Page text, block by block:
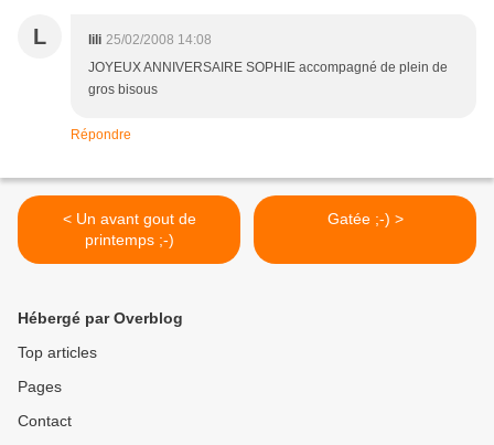
L lili 25/02/2008 14:08
JOYEUX ANNIVERSAIRE SOPHIE accompagné de plein de
gros bisous
Répondre
< Un avant gout de
printemps ;-)
Gatée ;-) >
Hébergé par Overblog
Top articles
Pages
Contact